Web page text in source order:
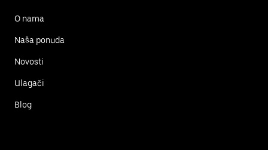
O nama
Naša ponuda
Novosti
Ulagači
Blog